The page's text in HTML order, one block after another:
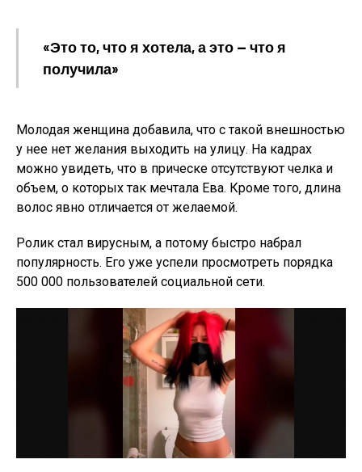
«Это то, что я хотела, а это — что я
получила»
Молодая женщина добавила, что с такой внешностью
у нее нет желания выходить на улицу. На кадрах
можно увидеть, что в прическе отсутствуют челка и
объем, о которых так мечтала Ева. Кроме того, длина
волос явно отличается от желаемой.
Ролик стал вирусным, а потому быстро набрал
популярность. Его уже успели просмотреть порядка
500 000 пользователей социальной сети.